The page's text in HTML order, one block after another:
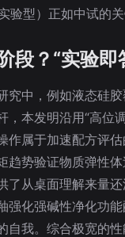
型）正如中试的关
段？“实验
究中，例如液态硅
，本发明沿用“高
作属于加速配方评
趋势验证物质弹性
从桌面理解来量还
强化强碱性净化功
自我。综合极宽的